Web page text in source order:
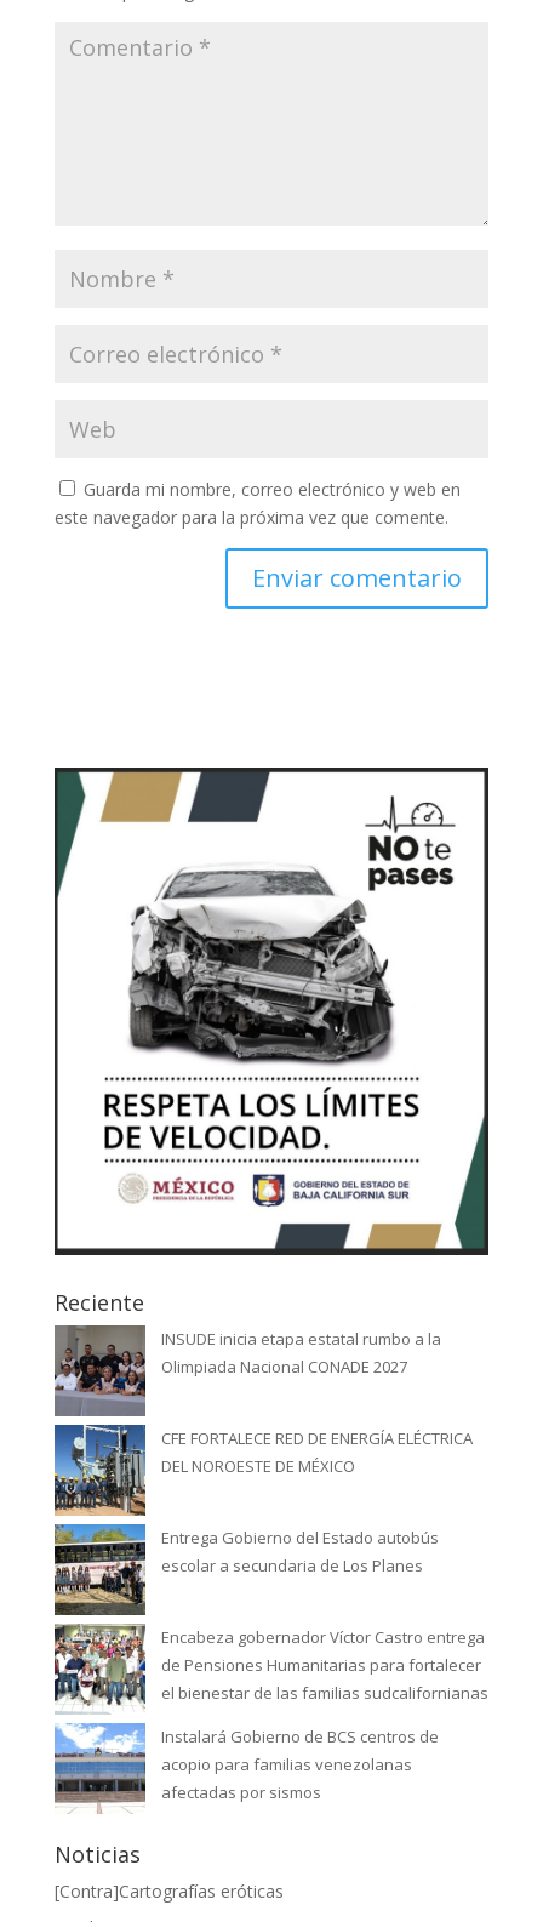
Guarda mi nombre, correo electrónico y web en
este navegador para la próxima vez que comente.
Reciente
INSUDE inicia etapa estatal rumbo a la
Olimpiada Nacional CONADE 2027
CFE FORTALECE RED DE ENERGÍA ELÉCTRICA
DEL NOROESTE DE MÉXICO
Entrega Gobierno del Estado autobús
escolar a secundaria de Los Planes
Encabeza gobernador Víctor Castro entrega
de Pensiones Humanitarias para fortalecer
el bienestar de las familias sudcalifornianas
Instalará Gobierno de BCS centros de
acopio para familias venezolanas
afectadas por sismos
Noticias
[Contra]Cartografías eróticas